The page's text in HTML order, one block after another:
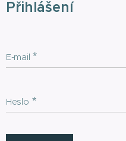
Přihlášení
E-mail
Heslo